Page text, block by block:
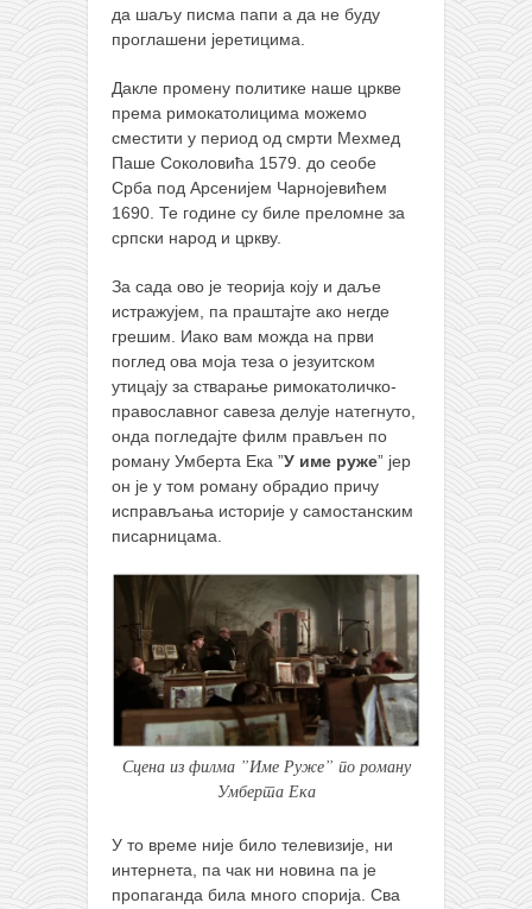
да шаљу писма папи а да не буду
проглашени јеретицима.
Дакле промену политике наше цркве
према римокатолицима можемо
сместити у период од смрти Мехмед
Паше Соколовића 1579. до сеобе
Срба под Арсенијем Чарнојевићем
1690. Те године су биле преломне за
српски народ и цркву.
За сада ово је теорија коју и даље
истражујем, па праштајте ако негде
грешим. Иако вам можда на први
поглед ова моја теза о језуитском
утицају за стварање римокатоличко-
православног савеза делује натегнуто,
онда погледајте филм прављен по
роману Умберта Ека ”У име руже” јер
он је у том роману обрадио причу
исправљања историје у самостанским
писарницама.
Сцена из филма ”Име Руже” по роману
Умберта Ека
У то време није било телевизије, ни
интернета, па чак ни новина па је
пропаганда била много спорија. Сва